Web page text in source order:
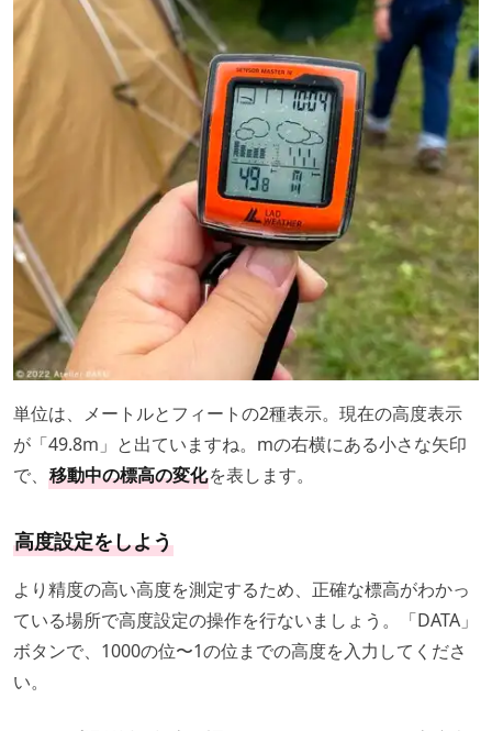
単位は、メートルとフィートの2種表示。現在の高度表示
が「49.8m」と出ていますね。mの右横にある小さな矢印
で、 移動中の標高の変化を表します。
高度設定をしよう
より精度の高い高度を測定するため、正確な標高がわかっ
ている場所で高度設定の操作を行ないましょう。「DATA」
ボタンで、1000の位〜1の位までの高度を入力してくださ
い。